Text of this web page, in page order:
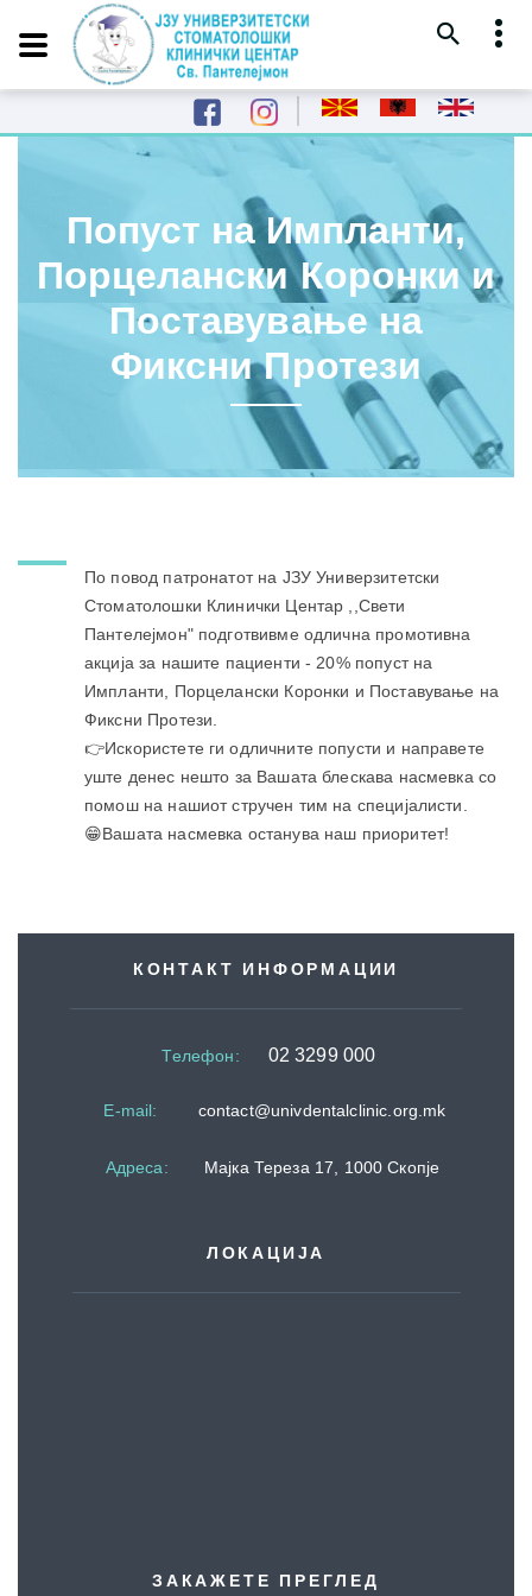
Попуст на Импланти,
Порцелански Коронки и
Поставување на
Фиксни Протези
По повод патронатот на ЈЗУ Универзитетски
Стоматолошки Клинички Центар ,,Свети
Пантелејмон" подготвивме одлична промотивна
акција за нашите пациенти - 20% попуст на
Импланти, Порцелански Коронки и Поставување на
Фиксни Протези.
👉Искористете ги одличните попусти и направете
уште денес нешто за Вашата блескава насмевка со
помош на нашиот стручен тим на специјалисти.
😁Вашата насмевка останува наш приоритет!
КОНТАКТ ИНФОРМАЦИИ
Телефон: 02 3299 000
E-mail: contact@univdentalclinic.org.mk
Адреса: Мајка Тереза 17, 1000 Скопје
ЛОКАЦИЈА
ЗАКАЖЕТЕ ПРЕГЛЕД